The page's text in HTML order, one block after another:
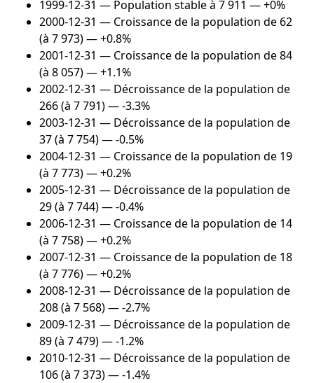
1999-12-31 — Population stable à 7 911 — +0%
2000-12-31 — Croissance de la population de 62
(à 7 973) — +0.8%
2001-12-31 — Croissance de la population de 84
(à 8 057) — +1.1%
2002-12-31 — Décroissance de la population de
266 (à 7 791) — -3.3%
2003-12-31 — Décroissance de la population de
37 (à 7 754) — -0.5%
2004-12-31 — Croissance de la population de 19
(à 7 773) — +0.2%
2005-12-31 — Décroissance de la population de
29 (à 7 744) — -0.4%
2006-12-31 — Croissance de la population de 14
(à 7 758) — +0.2%
2007-12-31 — Croissance de la population de 18
(à 7 776) — +0.2%
2008-12-31 — Décroissance de la population de
208 (à 7 568) — -2.7%
2009-12-31 — Décroissance de la population de
89 (à 7 479) — -1.2%
2010-12-31 — Décroissance de la population de
106 (à 7 373) — -1.4%